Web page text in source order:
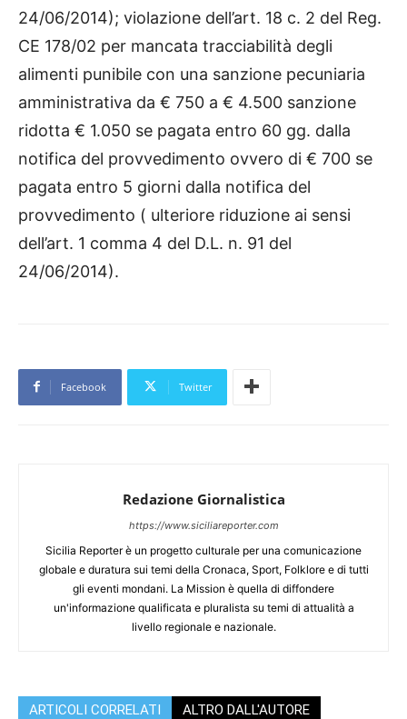
24/06/2014); violazione dell’art. 18 c. 2 del Reg.
CE 178/02 per mancata tracciabilità degli
alimenti punibile con una sanzione pecuniaria
amministrativa da € 750 a € 4.500 sanzione
ridotta € 1.050 se pagata entro 60 gg. dalla
notifica del provvedimento ovvero di € 700 se
pagata entro 5 giorni dalla notifica del
provvedimento ( ulteriore riduzione ai sensi
dell’art. 1 comma 4 del D.L. n. 91 del
24/06/2014).
Facebook Twitter
Redazione Giornalistica
https://www.siciliareporter.com
Sicilia Reporter è un progetto culturale per una comunicazione
globale e duratura sui temi della Cronaca, Sport, Folklore e di tutti
gli eventi mondani. La Mission è quella di diffondere
un'informazione qualificata e pluralista su temi di attualità a
livello regionale e nazionale.
ARTICOLI CORRELATI ALTRO DALL'AUTORE